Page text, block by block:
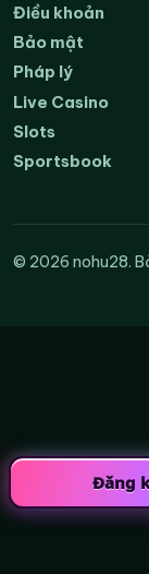
Điều khoản
Bảo mật
Pháp lý
Live Casino
Slots
Sportsbook
© 2026 nohu28.
Đăng